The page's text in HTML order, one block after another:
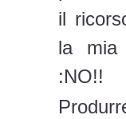
il
la mia
:NO!!